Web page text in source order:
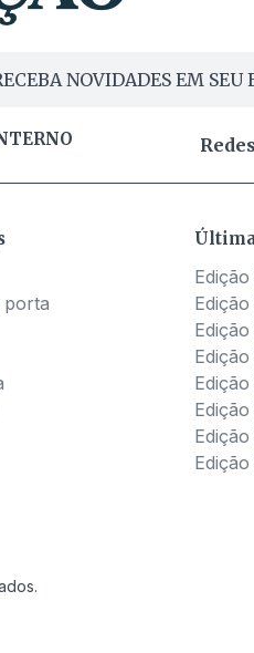
NOVIDADES EM SEU
porta
Edição